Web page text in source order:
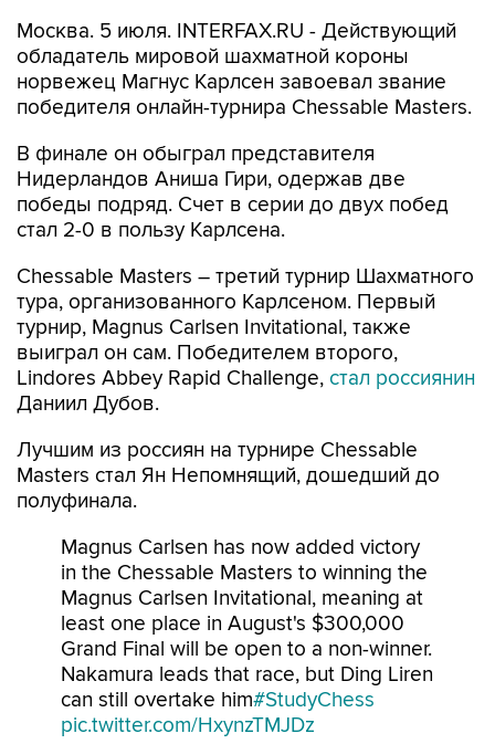
Москва. 5 июля. INTERFAX.RU - Действующий
обладатель мировой шахматной короны
норвежец Магнус Карлсен завоевал звание
победителя онлайн-турнира Chessable Masters.
В финале он обыграл представителя
Нидерландов Аниша Гири, одержав две
победы подряд. Счет в серии до двух побед
стал 2-0 в пользу Карлсена.
Chessable Masters – третий турнир Шахматного
тура, организованного Карлсеном. Первый
турнир, Magnus Carlsen Invitational, также
выиграл он сам. Победителем второго,
Lindores Abbey Rapid Challenge, стал россиянин
Даниил Дубов.
Лучшим из россиян на турнире Chessable
Masters стал Ян Непомнящий, дошедший до
полуфинала.
Magnus Carlsen has now added victory
in the Chessable Masters to winning the
Magnus Carlsen Invitational, meaning at
least one place in August's $300,000
Grand Final will be open to a non-winner.
Nakamura leads that race, but Ding Liren
can still overtake him#StudyChess
pic.twitter.com/HxynzTMJDz